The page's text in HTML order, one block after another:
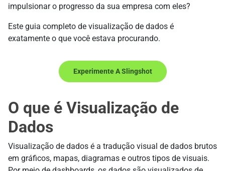
impulsionar o progresso da sua empresa com eles?
Este guia completo de visualização de dados é
exatamente o que você estava procurando.
Experimente A Slingshot
O que é Visualização de
Dados
Visualização de dados é a tradução visual de dados brutos
em gráficos, mapas, diagramas e outros tipos de visuais.